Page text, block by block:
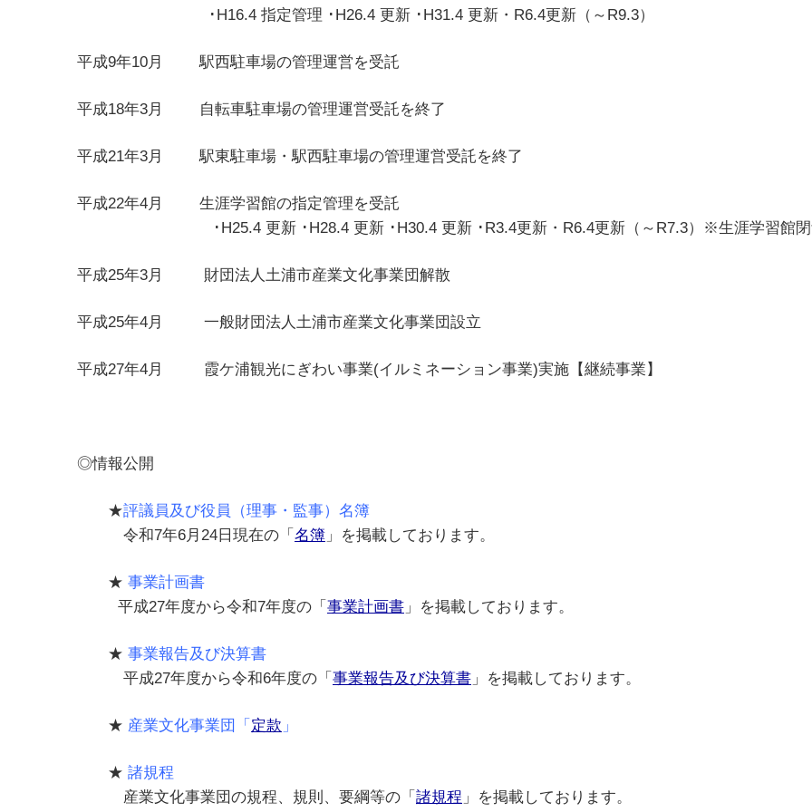
･H16.4 指定管理 ･H26.4 更新 ･H31.4 更新・R6.4更新（～R9.3）
平成9年10月 駅西駐車場の管理運営を受託
平成18年3月 自転車駐車場の管理運営受託を終了
平成21年3月 駅東駐車場・駅西駐車場の管理運営受託を終了
平成22年4月 生涯学習館の指定管理を受託
･H25.4 更新 ･H28.4 更新 ･H30.4 更新 ･R3.4更新・R6.4更新（～R7.3）※生
平成25年3月 財団法人土浦市産業文化事業団解散
平成25年4月 一般財団法人土浦市産業文化事業団設立
平成27年4月 霞ケ浦観光にぎわい事業(イルミネーション事業)実施【継続事業】
◎情報公開
★評議員及び役員（理事・監事）名簿
令和7年6月24日現在の「 名簿 」を掲載しております。
★ 事業計画書
平成27年度から令和7年度の「 事業計画書 」を掲載しております。
★ 事業報告及び決算書
平成27年度から令和6年度の「 事業報告及び決算書 」を掲載しております。
★ 産業文化事業団「 定款 」
★ 諸規程
産業文化事業団の規程、規則、要綱等の「 諸規程 」を掲載しております。